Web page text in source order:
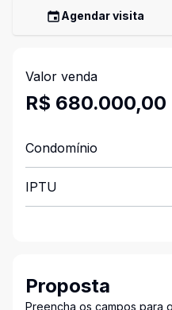
Agendar visita
Valor venda
R$ 680.000,00
Condomínio
IPTU
Proposta
Preencha os campos para